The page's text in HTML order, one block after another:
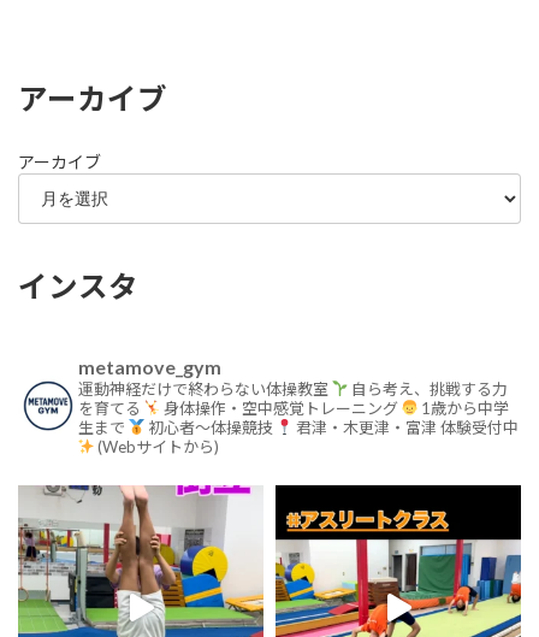
アーカイブ
アーカイブ
インスタ
metamove_gym
運動神経だけで終わらない体操教室
自ら考え、挑戦する力
を育てる
身体操作・空中感覚トレーニング
1歳から中学
生まで
初心者〜体操競技 君津・木更津・富津 体験受付中
(Webサイトから)